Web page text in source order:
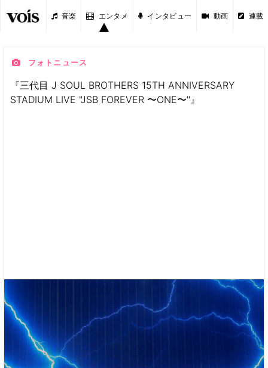
音楽 エンタメ インタビュー 動画 連載
フォトニュース
『三代目 J SOUL BROTHERS 15TH ANNIVERSARY
STADIUM LIVE "JSB FOREVER 〜ONE〜"』